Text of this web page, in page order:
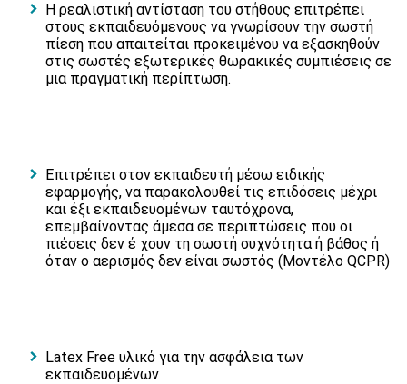
Η ρεαλιστική αντίσταση του στήθους επιτρέπει
στους εκπαιδευόμενους να γνωρίσουν την σωστή
πίεση που απαιτείται προκειμένου να εξασκηθούν
στις σωστές εξωτερικές θωρακικές συμπιέσεις σε
μια πραγματική περίπτωση.
Επιτρέπει στον εκπαιδευτή μέσω ειδικής
εφαρμογής, να παρακολουθεί τις επιδόσεις μέχρι
και έξι εκπαιδευομένων ταυτόχρονα,
επεμβαίνοντας άμεσα σε περιπτώσεις που οι
πιέσεις δεν έ χουν τη σωστή συχνότητα ή βάθος ή
όταν ο αερισμός δεν είναι σωστός (Μοντέλο QCPR)
Latex Free υλικό για την ασφάλεια των
εκπαιδευομένων